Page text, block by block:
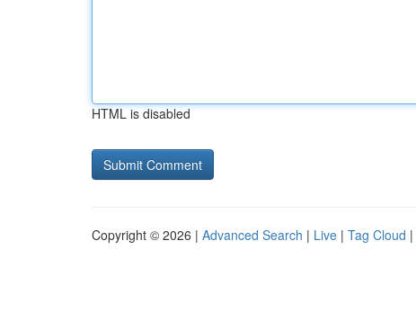
HTML is disabled
Copyright © 2026 | Advanced Search | Live | Tag Cloud |